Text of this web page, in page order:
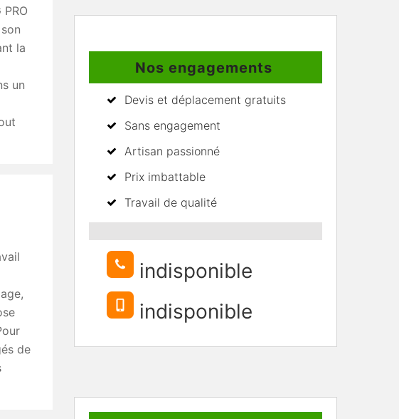
la
un
de
Nos engagements
Devis et déplacement gratuits
Sans engagement
Artisan passionné
Prix imbattable
Travail de qualité
indisponible
indisponible